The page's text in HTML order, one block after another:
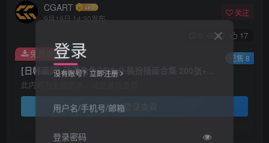
CGART
9月19日 14:30发布
关注
57 17
此内容为免费资源，请登录后查看
登录查看
免费资源 已售 8
登录
没有账号？立即注册
用户名/手机号/邮箱
登录密码